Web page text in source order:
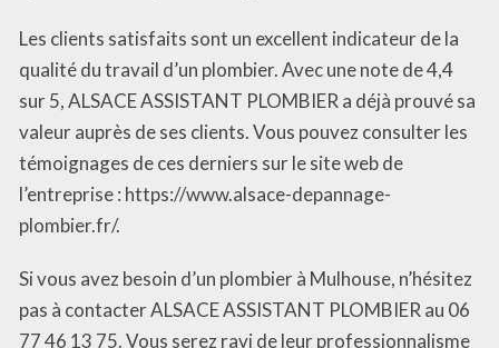
Les clients satisfaits sont un excellent indicateur de la
qualité du travail d’un plombier. Avec une note de 4,4
sur 5, ALSACE ASSISTANT PLOMBIER a déjà prouvé sa
valeur auprès de ses clients. Vous pouvez consulter les
témoignages de ces derniers sur le site web de
l’entreprise : https://www.alsace-depannage-
plombier.fr/.
Si vous avez besoin d’un plombier à Mulhouse, n’hésitez
pas à contacter ALSACE ASSISTANT PLOMBIER au 06
77 46 13 75. Vous serez ravi de leur professionnalisme